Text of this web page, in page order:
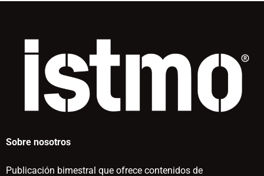
Sobre nosotros
Publicación bimestral que ofrece contenidos de